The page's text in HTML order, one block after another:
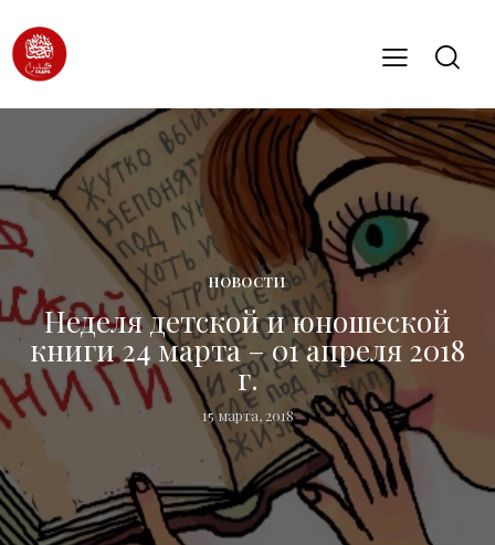
НОВОСТИ
Неделя детской и юношеской
книги 24 марта – 01 апреля 2018
г.
15 марта, 2018